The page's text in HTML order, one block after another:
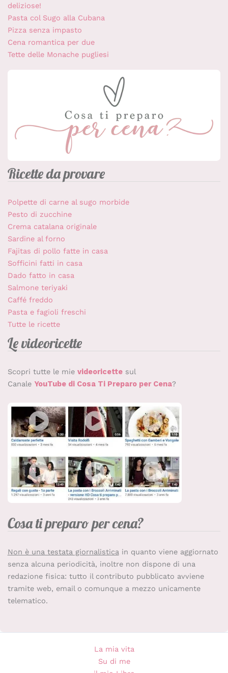
deliziose!
Pasta col Sugo alla Cubana
Pizza senza impasto
Cena romantica per due
Tette delle Monache pugliesi
Ricette da provare
Polpette di carne al sugo morbide
Pesto di zucchine
Crema catalana originale
Sardine al forno
Fajitas di pollo fatte in casa
Sofficini fatti in casa
Dado fatto in casa
Salmone teriyaki
Caffé freddo
Pasta e fagioli freschi
Tutte le ricette
Le videoricette
Scopri tutte le mie videoricettesul
Canale YouTube di Cosa Ti Preparo per Cena?
Cosa ti preparo per cena?
Non è una testata giornalisticain quanto viene aggiornato
senza alcuna periodicità, inoltre non dispone di una
redazione fisica: tutto il contributo pubblicato avviene
tramite web, email o comunque a mezzo unicamente
telematico.
La mia vita
Su di me